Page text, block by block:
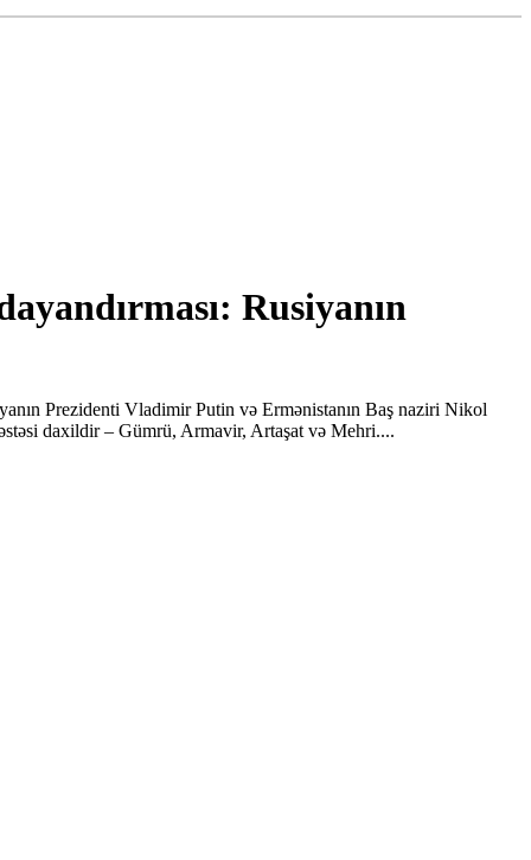
Rusiyanın
Prezidenti Vladimir Putin və Ermənistanın Baş naziri Nikol
daxildir – Gümrü, Armavir, Artaşat və Mehri....